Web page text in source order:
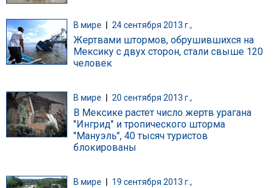
В мире 24 сентября 2013 г.,
Жертвами штормов, обрушившихся на
Мексику с двух сторон, стали свыше 120
человек
В мире 20 сентября 2013 г.,
В Мексике растет число жертв урагана
"Ингрид" и тропического шторма
"Мануэль", 40 тысяч туристов
блокированы
В мире 19 сентября 2013 г.,